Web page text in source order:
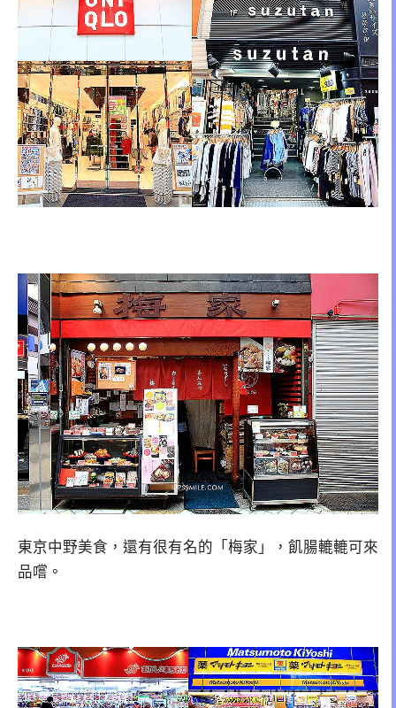
東京中野美食，還有很有名的「梅家」，飢腸轆轆可來
品嚐。